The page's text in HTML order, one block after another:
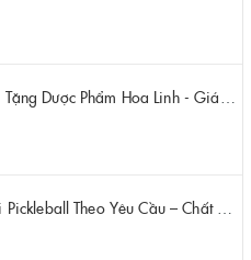
Sản Xuất Balo Quà Tặng Dược Phẩm Hoa Linh - Giá Gốc Tại Xưởng
Xưởng Sản Xuất Túi Pickleball Theo Yêu Cầu – Chất Lượng, Bền Bỉ, Thiết Kế Độc Quyền